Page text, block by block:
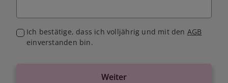
Ich bestätige, dass ich volljährig und mit den AGB
einverstanden bin.
Weiter